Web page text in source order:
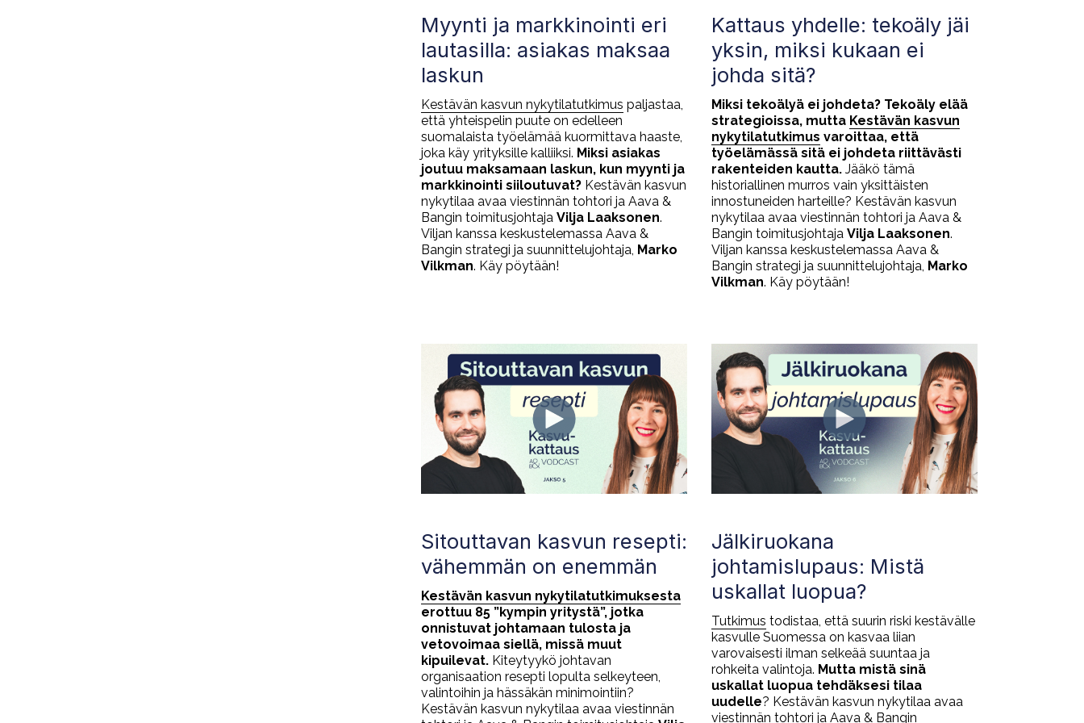
Myynti ja markkinointi eri
lautasilla: asiakas maksaa
laskun
Kestävän kasvun nykytilatutkimus paljastaa,
että yhteispelin puute on edelleen
suomalaista työelämää kuormittava haaste,
joka käy yrityksille kalliiksi. Miksi asiakas
joutuu maksamaan laskun, kun myynti ja
markkinointi siiloutuvat?Kestävän kasvun
nykytilaa avaa viestinnän tohtori ja Aava &
Bangin toimitusjohtaja Vilja Laaksonen.
Viljan kanssa keskustelemassa Aava &
Bangin strategi ja suunnittelujohtaja, Marko
Vilkman. Käy pöytään!
Kattaus yhdelle: tekoäly jäi
yksin, miksi kukaan ei
johda sitä?
Miksi tekoälyä ei johdeta? Tekoäly elää
strategioissa, mutta Kestävän kasvun
nykytilatutkimus varoittaa, että
työelämässä sitä ei johdeta riittävästi
rakenteiden kautta. Jääkö tämä
historiallinen murros vain yksittäisten
innostuneiden harteille? Kestävän kasvun
nykytilaa avaa viestinnän tohtori ja Aava &
Bangin toimitusjohtaja Vilja Laaksonen.
Viljan kanssa keskustelemassa Aava &
Bangin strategi ja suunnittelujohtaja, Marko
Vilkman. Käy pöytään!
Sitouttavan kasvun resepti:
vähemmän on enemmän
Kestävän kasvun nykytilatutkimuksesta
erottuu 85 ”kympin yritystä”, jotka
onnistuvat johtamaan tulosta ja
vetovoimaa siellä, missä muut
kipuilevat.Kiteytyykö johtavan
organisaation resepti lopulta selkeyteen,
valintoihin ja hässäkän minimointiin?
Kestävän kasvun nykytilaa avaa viestinnän
Jälkiruokana
johtamislupaus: Mistä
uskallat luopua?
Tutkimus todistaa, että suurin riski kestävälle
kasvulle Suomessa on kasvaa liian
varovaisesti ilman selkeää suuntaa ja
rohkeita valintoja. Mutta mistä sinä
uskallat luopua tehdäksesi tilaa
uudelle? Kestävän kasvun nykytilaa avaa
viestinnän tohtori ja Aava & Bangin